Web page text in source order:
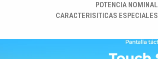
POTENCIA NOMINAL
CARACTERISITICAS ESPECIALES